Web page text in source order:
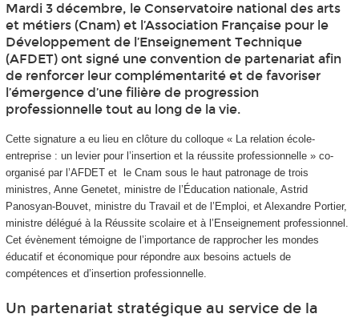
Mardi 3 décembre, le Conservatoire national des arts
et métiers (Cnam) et l’Association Française pour le
Développement de l’Enseignement Technique
(AFDET) ont signé une convention de partenariat afin
de renforcer leur complémentarité et de favoriser
l’émergence d’une filière de progression
professionnelle tout au long de la vie.
Cette signature a eu lieu en clôture du colloque « La relation école-
entreprise : un levier pour l’insertion et la réussite professionnelle » co-
organisé par l’AFDET et le Cnam sous le haut patronage de trois
ministres, Anne Genetet, ministre de l’Éducation nationale, Astrid
Panosyan-Bouvet, ministre du Travail et de l’Emploi, et Alexandre Portier,
ministre délégué à la Réussite scolaire et à l’Enseignement professionnel.
Cet évènement témoigne de l’importance de rapprocher les mondes
éducatif et économique pour répondre aux besoins actuels de
compétences et d’insertion professionnelle.
Un partenariat stratégique au service de la